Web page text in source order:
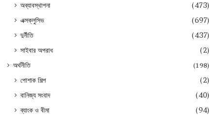
অব্যাবস্থাপনা
(473)
এক্সক্লুসিভ
(697)
দুর্নীতি
(437)
সাইবার অপরাধ
(2)
অর্থনীতি (198)
পোশাক শিল্প
(2)
বানিজ্য সংবাদ
(40)
ব্যাংক ও বীমা
(94)